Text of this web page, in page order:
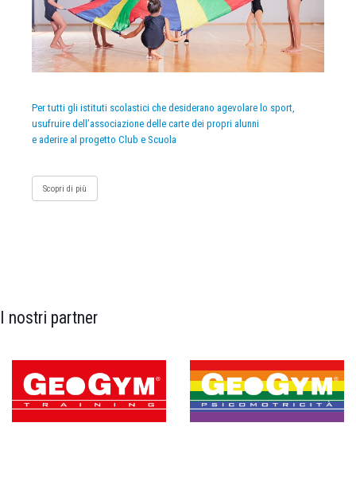
Per tutti gli istituti scolastici che desiderano agevolare lo sport,
usufruire dell’associazione delle carte dei propri alunni
e aderire al progetto Club e Scuola
Scopri di più
I nostri partner